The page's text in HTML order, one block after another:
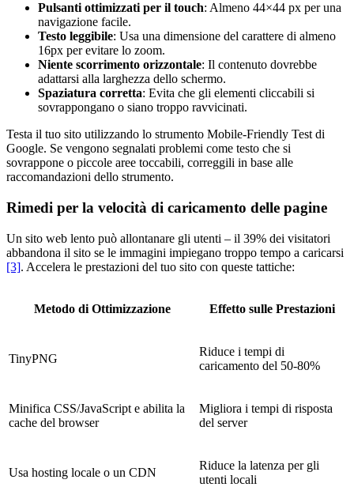
Pulsanti ottimizzati per il touch: Almeno 44×44 px per una
navigazione facile.
Testo leggibile: Usa una dimensione del carattere di almeno
16px per evitare lo zoom.
Niente scorrimento orizzontale: Il contenuto dovrebbe
adattarsi alla larghezza dello schermo.
Spaziatura corretta: Evita che gli elementi cliccabili si
sovrappongano o siano troppo ravvicinati.
Testa il tuo sito utilizzando lo strumento Mobile-Friendly Test di
Google. Se vengono segnalati problemi come testo che si
sovrappone o piccole aree toccabili, correggili in base alle
raccomandazioni dello strumento.
Rimedi per la velocità di caricamento delle pagine
Un sito web lento può allontanare gli utenti – il 39% dei visitatori
abbandona il sito se le immagini impiegano troppo tempo a caricarsi
[3]. Accelera le prestazioni del tuo sito con queste tattiche:
Metodo di Ottimizzazione Effetto sulle Prestazioni
TinyPNG
Riduce i tempi di
caricamento del 50-80%
Minifica CSS/JavaScript e abilita la
cache del browser
Migliora i tempi di risposta
del server
Usa hosting locale o un CDN
Riduce la latenza per gli
utenti locali